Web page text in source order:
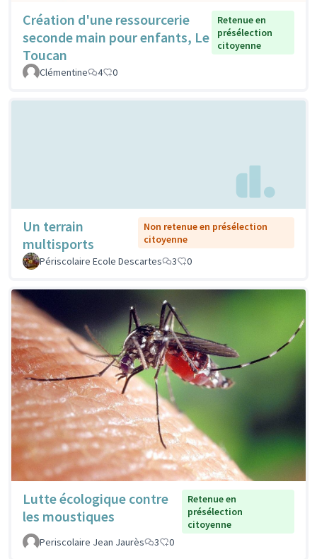
Création d'une ressourcerie
seconde main pour enfants, Le
Toucan
Retenue en
présélection
citoyenne
Clémentine 4 0
Un terrain
multisports
Non retenue en présélection
citoyenne
Périscolaire Ecole Descartes
3 0
Lutte écologique contre
les moustiques
Retenue en
présélection
citoyenne
Periscolaire Jean Jaurès
3 0